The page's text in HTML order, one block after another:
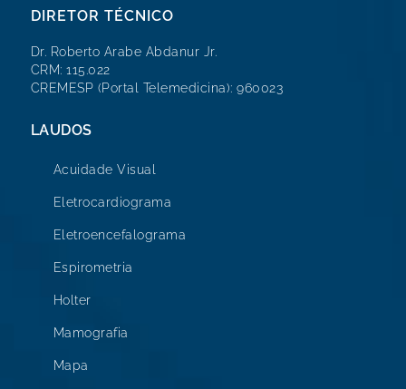
DIRETOR TÉCNICO
Dr. Roberto Arabe Abdanur Jr.
CRM: 115.022
CREMESP (Portal Telemedicina): 960023
LAUDOS
Acuidade Visual
Eletrocardiograma
Eletroencefalograma
Espirometria
Holter
Mamografia
Mapa